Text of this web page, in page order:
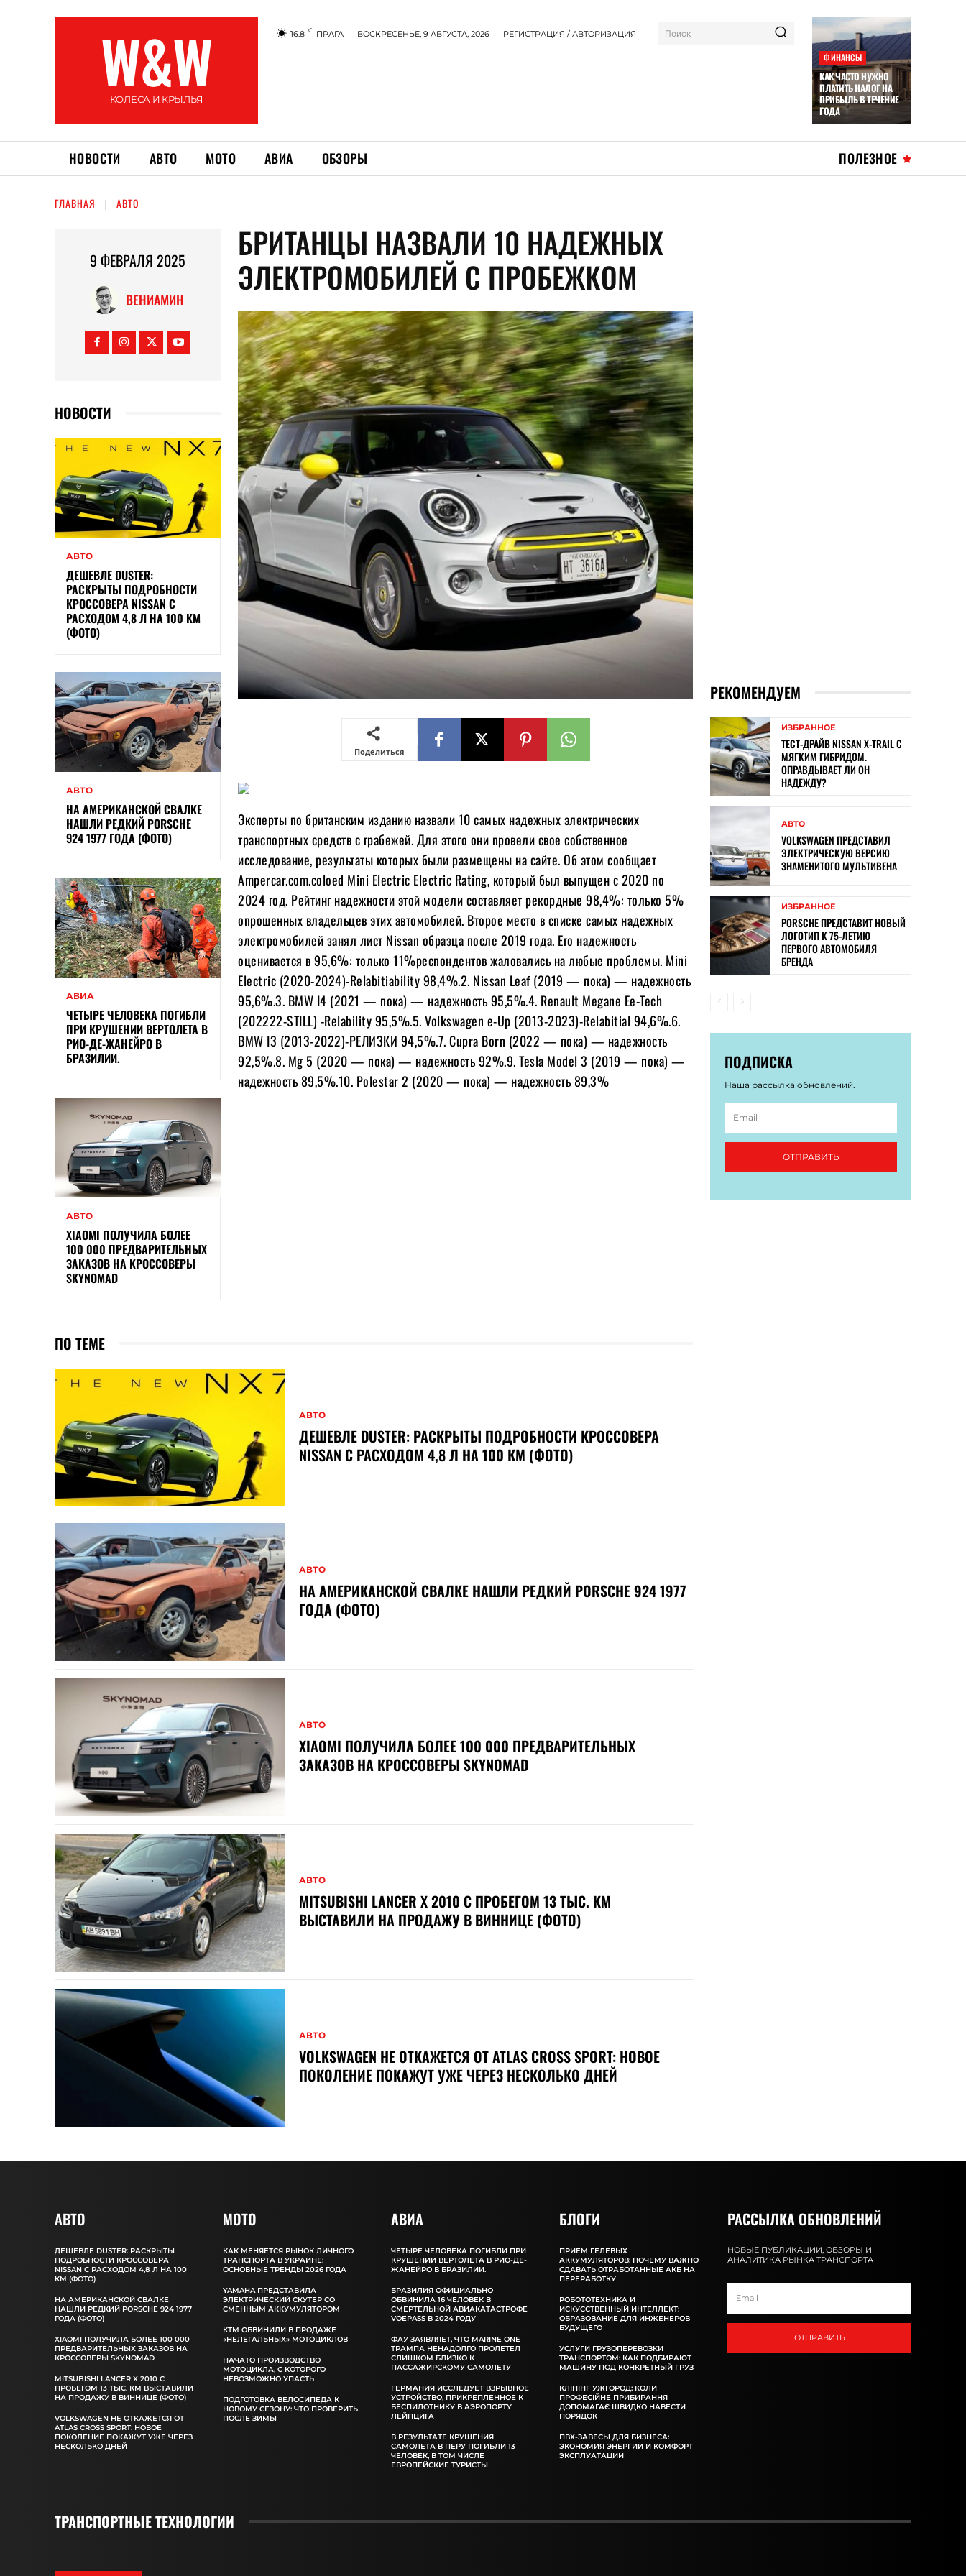
W&W
КОЛЕСА И КРЫЛЬЯ
16.8 C ПРАГА ВОСКРЕСЕНЬЕ, 9 АВГУСТА, 2026 РЕГИСТРАЦИЯ / АВТОРИЗАЦИЯ Поиск
ФИНАНСЫ
КАК ЧАСТО НУЖНО
ПЛАТИТЬ НАЛОГ НА
ПРИБЫЛЬ В ТЕЧЕНИЕ
ГОДА
НОВОСТИ АВТО МОТО АВИА ОБЗОРЫ ПОЛЕЗНОЕ
ГЛАВНАЯ АВТО
9 ФЕВРАЛЯ 2025
ВЕНИАМИН
НОВОСТИ
АВТО
ДЕШЕВЛЕ DUSTER:
РАСКРЫТЫ ПОДРОБНОСТИ
КРОССОВЕРА NISSAN С
РАСХОДОМ 4,8 Л НА 100 КМ
(ФОТО)
АВТО
НА АМЕРИКАНСКОЙ СВАЛКЕ
НАШЛИ РЕДКИЙ PORSCHE
924 1977 ГОДА (ФОТО)
АВИА
ЧЕТЫРЕ ЧЕЛОВЕКА ПОГИБЛИ
ПРИ КРУШЕНИИ ВЕРТОЛЕТА В
РИО-ДЕ-ЖАНЕЙРО В
БРАЗИЛИИ.
АВТО
XIAOMI ПОЛУЧИЛА БОЛЕЕ
100 000 ПРЕДВАРИТЕЛЬНЫХ
ЗАКАЗОВ НА КРОССОВЕРЫ
SKYNOMAD
БРИТАНЦЫ НАЗВАЛИ 10 НАДЕЖНЫХ
ЭЛЕКТРОМОБИЛЕЙ С ПРОБЕЖКОМ
Поделиться
Эксперты по британским изданию назвали 10 самых надежных электрических
транспортных средств с грабежей. Для этого они провели свое собственное
исследование, результаты которых были размещены на сайте. Об этом сообщает
Ampercar.com.coloed Mini Electric Electric Rating, который был выпущен с 2020 по
2024 год. Рейтинг надежности этой модели составляет рекордные 98,4%: только 5%
опрошенных владельцев этих автомобилей. Второе место в списке самых надежных
электромобилей занял лист Nissan образца после 2019 года. Его надежность
оценивается в 95,6%: только 11%респондентов жаловались на любые проблемы. Mini
Electric (2020-2024)-Relabitiability 98,4%.2. Nissan Leaf (2019 — пока) — надежность
95,6%.3. BMW I4 (2021 — пока) — надежность 95,5%.4. Renault Megane Ee-Tech
(202222-STILL) -Relability 95,5%.5. Volkswagen e-Up (2013-2023)-Relabitial 94,6%.6.
BMW I3 (2013-2022)-РЕЛИЗКИ 94,5%.7. Cupra Born (2022 — пока) — надежность
92,5%.8. Mg 5 (2020 — пока) — надежность 92%.9. Tesla Model 3 (2019 — пока) —
надежность 89,5%.10. Polestar 2 (2020 — пока) — надежность 89,3%
ПО ТЕМЕ
АВТО
ДЕШЕВЛЕ DUSTER: РАСКРЫТЫ ПОДРОБНОСТИ КРОССОВЕРА
NISSAN С РАСХОДОМ 4,8 Л НА 100 КМ (ФОТО)
АВТО
НА АМЕРИКАНСКОЙ СВАЛКЕ НАШЛИ РЕДКИЙ PORSCHE 924 1977
ГОДА (ФОТО)
АВТО
XIAOMI ПОЛУЧИЛА БОЛЕЕ 100 000 ПРЕДВАРИТЕЛЬНЫХ
ЗАКАЗОВ НА КРОССОВЕРЫ SKYNOMAD
АВТО
MITSUBISHI LANCER X 2010 С ПРОБЕГОМ 13 ТЫС. КМ
ВЫСТАВИЛИ НА ПРОДАЖУ В ВИННИЦЕ (ФОТО)
АВТО
VOLKSWAGEN НЕ ОТКАЖЕТСЯ ОТ ATLAS CROSS SPORT: НОВОЕ
ПОКОЛЕНИЕ ПОКАЖУТ УЖЕ ЧЕРЕЗ НЕСКОЛЬКО ДНЕЙ
РЕКОМЕНДУЕМ
ИЗБРАННОЕ
ТЕСТ-ДРАЙВ NISSAN X-TRAIL С
МЯГКИМ ГИБРИДОМ.
ОПРАВДЫВАЕТ ЛИ ОН
НАДЕЖДУ?
АВТО
VOLKSWAGEN ПРЕДСТАВИЛ
ЭЛЕКТРИЧЕСКУЮ ВЕРСИЮ
ЗНАМЕНИТОГО МУЛЬТИВЕНА
ИЗБРАННОЕ
PORSCHE ПРЕДСТАВИТ НОВЫЙ
ЛОГОТИП К 75-ЛЕТИЮ
ПЕРВОГО АВТОМОБИЛЯ
БРЕНДА
ПОДПИСКА
Наша рассылка обновлений.
ОТПРАВИТЬ
АВТО
ДЕШЕВЛЕ DUSTER: РАСКРЫТЫ
ПОДРОБНОСТИ КРОССОВЕРА
NISSAN С РАСХОДОМ 4,8 Л НА 100
КМ (ФОТО)
НА АМЕРИКАНСКОЙ СВАЛКЕ
НАШЛИ РЕДКИЙ PORSCHE 924 1977
ГОДА (ФОТО)
XIAOMI ПОЛУЧИЛА БОЛЕЕ 100 000
ПРЕДВАРИТЕЛЬНЫХ ЗАКАЗОВ НА
КРОССОВЕРЫ SKYNOMAD
MITSUBISHI LANCER X 2010 С
ПРОБЕГОМ 13 ТЫС. КМ ВЫСТАВИЛИ
НА ПРОДАЖУ В ВИННИЦЕ (ФОТО)
VOLKSWAGEN НЕ ОТКАЖЕТСЯ ОТ
ATLAS CROSS SPORT: НОВОЕ
ПОКОЛЕНИЕ ПОКАЖУТ УЖЕ ЧЕРЕЗ
НЕСКОЛЬКО ДНЕЙ
MOTO
КАК МЕНЯЕТСЯ РЫНОК ЛИЧНОГО
ТРАНСПОРТА В УКРАИНЕ:
ОСНОВНЫЕ ТРЕНДЫ 2026 ГОДА
YAMAHA ПРЕДСТАВИЛА
ЭЛЕКТРИЧЕСКИЙ СКУТЕР СО
СМЕННЫМ АККУМУЛЯТОРОМ
КТМ ОБВИНИЛИ В ПРОДАЖЕ
«НЕЛЕГАЛЬНЫХ» МОТОЦИКЛОВ
НАЧАТО ПРОИЗВОДСТВО
МОТОЦИКЛА, С КОТОРОГО
НЕВОЗМОЖНО УПАСТЬ
ПОДГОТОВКА ВЕЛОСИПЕДА К
НОВОМУ СЕЗОНУ: ЧТО ПРОВЕРИТЬ
ПОСЛЕ ЗИМЫ
АВИА
ЧЕТЫРЕ ЧЕЛОВЕКА ПОГИБЛИ ПРИ
КРУШЕНИИ ВЕРТОЛЕТА В РИО-ДЕ-
ЖАНЕЙРО В БРАЗИЛИИ.
БРАЗИЛИЯ ОФИЦИАЛЬНО
ОБВИНИЛА 16 ЧЕЛОВЕК В
СМЕРТЕЛЬНОЙ АВИАКАТАСТРОФЕ
VOEPASS В 2024 ГОДУ
ФАУ ЗАЯВЛЯЕТ, ЧТО MARINE ONE
ТРАМПА НЕНАДОЛГО ПРОЛЕТЕЛ
СЛИШКОМ БЛИЗКО К
ПАССАЖИРСКОМУ САМОЛЕТУ
ГЕРМАНИЯ ИССЛЕДУЕТ ВЗРЫВНОЕ
УСТРОЙСТВО, ПРИКРЕПЛЕННОЕ К
БЕСПИЛОТНИКУ В АЭРОПОРТУ
ЛЕЙПЦИГА
В РЕЗУЛЬТАТЕ КРУШЕНИЯ
САМОЛЕТА В ПЕРУ ПОГИБЛИ 13
ЧЕЛОВЕК, В ТОМ ЧИСЛЕ
ЕВРОПЕЙСКИЕ ТУРИСТЫ
БЛОГИ
ПРИЕМ ГЕЛЕВЫХ
АККУМУЛЯТОРОВ: ПОЧЕМУ ВАЖНО
СДАВАТЬ ОТРАБОТАННЫЕ АКБ НА
ПЕРЕРАБОТКУ
РОБОТОТЕХНИКА И
ИСКУССТВЕННЫЙ ИНТЕЛЛЕКТ:
ОБРАЗОВАНИЕ ДЛЯ ИНЖЕНЕРОВ
БУДУЩЕГО
УСЛУГИ ГРУЗОПЕРЕВОЗКИ
ТРАНСПОРТОМ: КАК ПОДБИРАЮТ
МАШИНУ ПОД КОНКРЕТНЫЙ ГРУЗ
КЛІНІНГ УЖГОРОД: КОЛИ
ПРОФЕСІЙНЕ ПРИБИРАННЯ
ДОПОМАГАЄ ШВИДКО НАВЕСТИ
ПОРЯДОК
ПВХ-ЗАВЕСЫ ДЛЯ БИЗНЕСА:
ЭКОНОМИЯ ЭНЕРГИИ И КОМФОРТ
ЭКСПЛУАТАЦИИ
РАССЫЛКА ОБНОВЛЕНИЙ
НОВЫЕ ПУБЛИКАЦИИ, ОБЗОРЫ И
АНАЛИТИКА РЫНКА ТРАНСПОРТА
ОТПРАВИТЬ
ТРАНСПОРТНЫЕ ТЕХНОЛОГИИ